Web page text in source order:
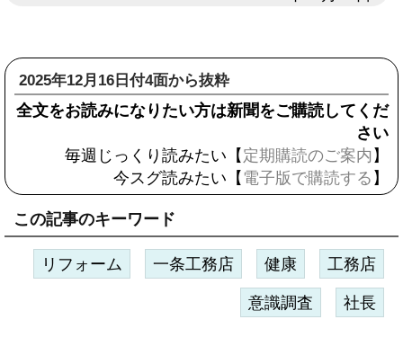
2025年12月16日付4面から抜粋
全文をお読みになりたい方は新聞をご購読してくだ
さい
毎週じっくり読みたい【 定期購読のご案内 】
今スグ読みたい【 電子版で購読する 】
この記事のキーワード
リフォーム 一条工務店 健康 工務店
意識調査 社長